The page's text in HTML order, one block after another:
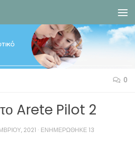
0
Arete Pilot 2
2021 · ΕΝΗΜΕΡΏΘΗΚΕ13